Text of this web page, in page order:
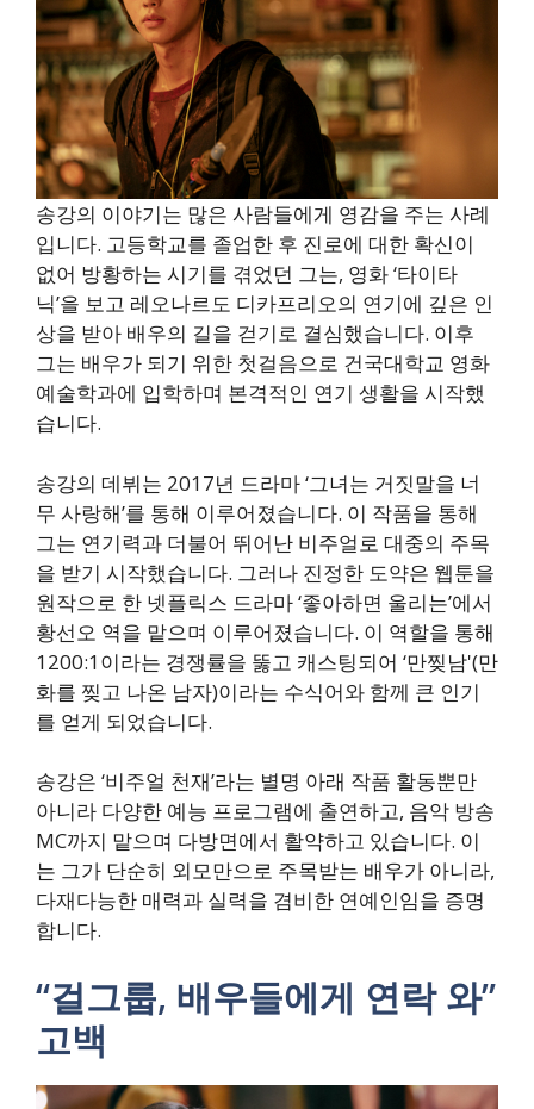
송강의 이야기는 많은 사람들에게 영감을 주는 사례
입니다. 고등학교를 졸업한 후 진로에 대한 확신이
없어 방황하는 시기를 겪었던 그는, 영화 ‘타이타
닉’을 보고 레오나르도 디카프리오의 연기에 깊은 인
상을 받아 배우의 길을 걷기로 결심했습니다. 이후
그는 배우가 되기 위한 첫걸음으로 건국대학교 영화
예술학과에 입학하며 본격적인 연기 생활을 시작했
습니다.
송강의 데뷔는 2017년 드라마 ‘그녀는 거짓말을 너
무 사랑해’를 통해 이루어졌습니다. 이 작품을 통해
그는 연기력과 더불어 뛰어난 비주얼로 대중의 주목
을 받기 시작했습니다. 그러나 진정한 도약은 웹툰을
원작으로 한 넷플릭스 드라마 ‘좋아하면 울리는’에서
황선오 역을 맡으며 이루어졌습니다. 이 역할을 통해
1200:1이라는 경쟁률을 뚫고 캐스팅되어 ‘만찢남'(만
화를 찢고 나온 남자)이라는 수식어와 함께 큰 인기
를 얻게 되었습니다.
송강은 ‘비주얼 천재’라는 별명 아래 작품 활동뿐만
아니라 다양한 예능 프로그램에 출연하고, 음악 방송
MC까지 맡으며 다방면에서 활약하고 있습니다. 이
는 그가 단순히 외모만으로 주목받는 배우가 아니라,
다재다능한 매력과 실력을 겸비한 연예인임을 증명
합니다.
“걸그룹, 배우들에게 연락 와”
고백